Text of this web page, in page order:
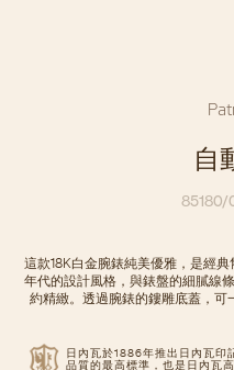
自
日內瓦於1886年推出日內瓦
品質的最高標準，也是日內瓦
這款18K白金腕錶純美優雅，是經
年代的設計風格，與錶盤的細膩線
約精緻。透過腕錶的鏤雕底蓋，可